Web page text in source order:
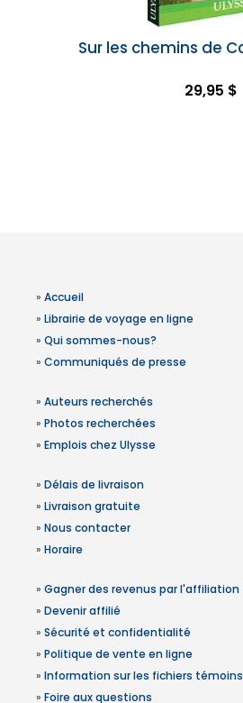
Sur les chemins de
29,95 $
» Accueil
» Librairie de voyage en ligne
» Qui sommes-nous?
» Communiqués de presse
» Auteurs recherchés
» Photos recherchées
» Emplois chez Ulysse
» Délais de livraison
» Livraison gratuite
» Nous contacter
» Horaire
» Gagner des revenus par l'affiliation
» Devenir affilié
» Sécurité et confidentialité
» Politique de vente en ligne
» Information sur les fichiers
» Foire aux questions